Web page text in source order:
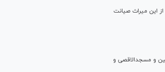
این میراث صیانت
و مسجدالاقصی و